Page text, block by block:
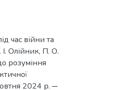
час війни та
Олійник, П. О.
розуміння
2024 р. ─